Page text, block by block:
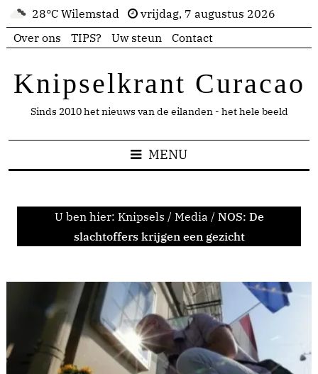
28°C Wilemstad
vrijdag, 7 augustus 2026
Over ons
TIPS? Uw steun Contact
Knipselkrant Curacao
Sinds 2010 het nieuws van de eilanden - het hele beeld
MENU
U ben hier: Knipsels / Media / NOS: De
slachtoffers krijgen een gezicht